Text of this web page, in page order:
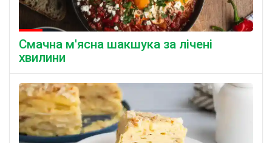
Смачна м'ясна шакшука за лічені
хвилини